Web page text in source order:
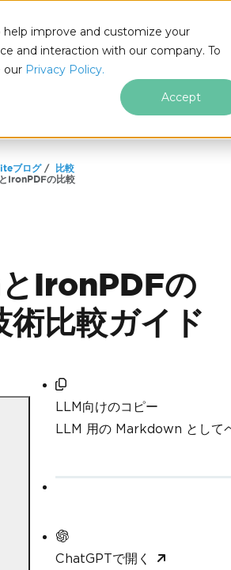
help improve and customize your
and interaction with our company. To
our Privacy Policy.
Accept
キップ
ブログ
比較
IronPDFの比較
IronPDFの
術比較ガイド
LLM向けのコピー
LLM 用の Markdown として
ChatGPTで開く